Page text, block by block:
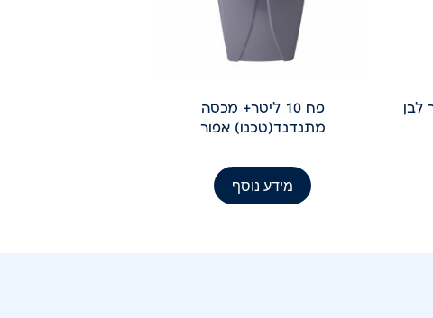
פח 10 ליטר+ מכסה
מתנדנד(טכנו) אפור
מידע נוסף